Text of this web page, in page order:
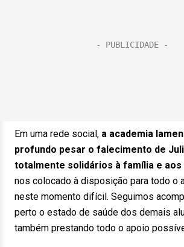
Em uma rede social, a academia
profundo pesar o falecimento de
totalmente solidários à família e aos
nos colocado à disposição para todo o
neste momento difícil. Seguimos
perto o estado de saúde dos demais
também prestando todo o apoio